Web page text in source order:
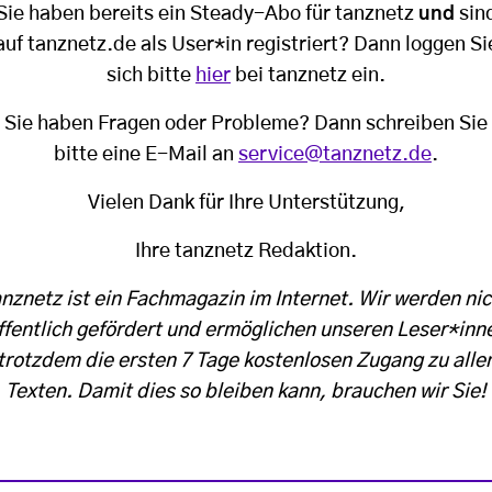
haben bereits ein Steady-Abo für tanznetz und
tanznetz.de als User*in registriert? Dann loggen
sich bitte hier bei tanznetz ein.
Sie haben Fragen oder Probleme? Dann schreiben Sie
bitte eine E-Mail an service@tanznetz.de.
Vielen Dank für Ihre Unterstützung,
Ihre tanznetz Redaktion.
ist ein Fachmagazin im Internet. Wir werden
gefördert und ermöglichen unseren
die ersten 7 Tage kostenlosen Zugang zu
Texten. Damit dies so bleiben kann, brauchen wir Sie!